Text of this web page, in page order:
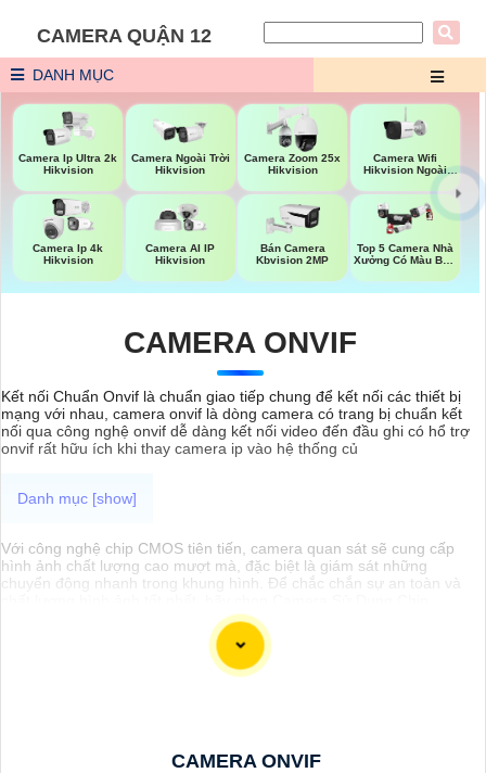
CAMERA QUẬN 12
DANH MỤC
Camera Ip Ultra 2k
Hikvision
Camera Ngoài Trời
Hikvision
Camera Zoom 25x
Hikvision
Camera Wifi
Hikvision Ngoài
Camera Ip 4k
Hikvision
Camera AI IP
Hikvision
Bán Camera
Kbvision 2MP
Top 5 Camera Nhà
Xưởng Có Màu Ban
CAMERA ONVIF
Kết nối Chuẩn Onvif là chuẩn giao tiếp chung để kết nối các thiết bị
mạng với nhau, camera onvif là dòng camera có trang bị chuẩn kết
nối qua công nghệ onvif dễ dàng kết nối video đến đầu ghi có hổ trợ
onvif rất hữu ích khi thay camera ip vào hệ thống củ
Với công nghệ chip CMOS tiên tiến, camera quan sát sẽ cung cấp
hình ảnh chất lượng cao mượt mà, đặc biệt là giám sát những
chuyển động nhanh trong khung hình. Để chắc chắn sự an toàn và
Progressive Scan CMOS cho hệ thống giám sát của bạn dưới đây
CAMERA ONVIF